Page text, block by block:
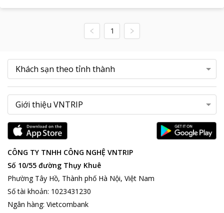
1
CÔNG TY TNHH CÔNG NGHỆ VNTRIP
Số 10/55 đường Thụy Khuê
Phường Tây Hồ, Thành phố Hà Nội, Việt Nam
Số tài khoản: 1023431230
Ngân hàng: Vietcombank